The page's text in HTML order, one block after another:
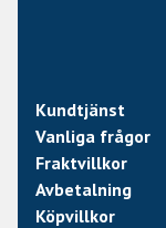
– Stall: PRS 85/
– Mitten: PRS
Kundtjänst
Vanliga frågor
Fraktvillkor
Avbetalning
Köpvillkor